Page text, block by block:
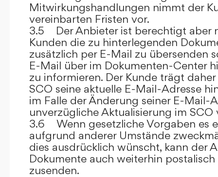
Mitwirkungshandlungen nimmt der
vereinbarten Fristen vor.
3.5 Der Anbieter ist berechtigt aber
Kunden die zu hinterlegenden
zusätzlich per E-Mail zu übersenden
E-Mail über im Dokumenten-Center
zu informieren. Der Kunde trägt
SCO seine aktuelle E-Mail-Adresse
im Falle der Änderung seiner E-Mail-
unverzügliche Aktualisierung im SCO
3.6 Wenn gesetzliche Vorgaben es
aufgrund anderer Umstände
dies ausdrücklich wünscht, kann der
Dokumente auch weiterhin
zusenden.